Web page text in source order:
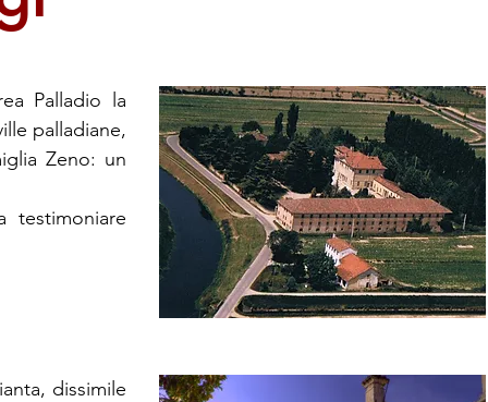
Palladio la
palladiane,
Zeno: un
testimoniare
dissimile